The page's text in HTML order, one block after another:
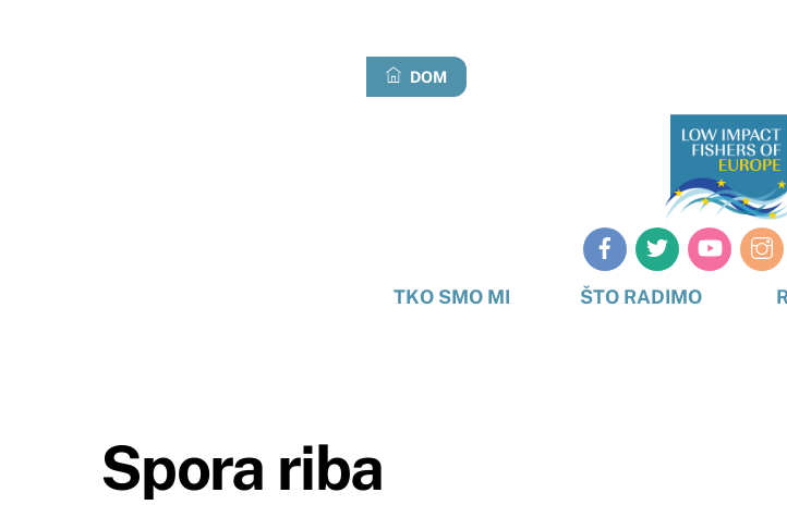
DOM
TKO SMO MI ŠTO RADIMO
Spora riba